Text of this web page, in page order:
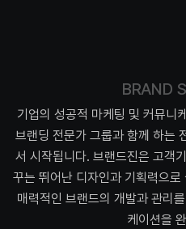
BRAND S
기업의 성공적 마케팅 및 커뮤니
브랜딩 전문가 그룹과 함께 하는
서 시작됩니다. 브랜드진은 고객
꾸는 뛰어난 디자인과 기획력으
매력적인 브랜드의 개발과 관리
케이션을